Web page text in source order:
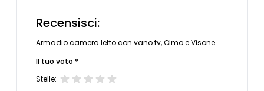
Recensisci:
Armadio camera letto con vano tv, Olmo e Visone
Il tuo voto *
Stelle: